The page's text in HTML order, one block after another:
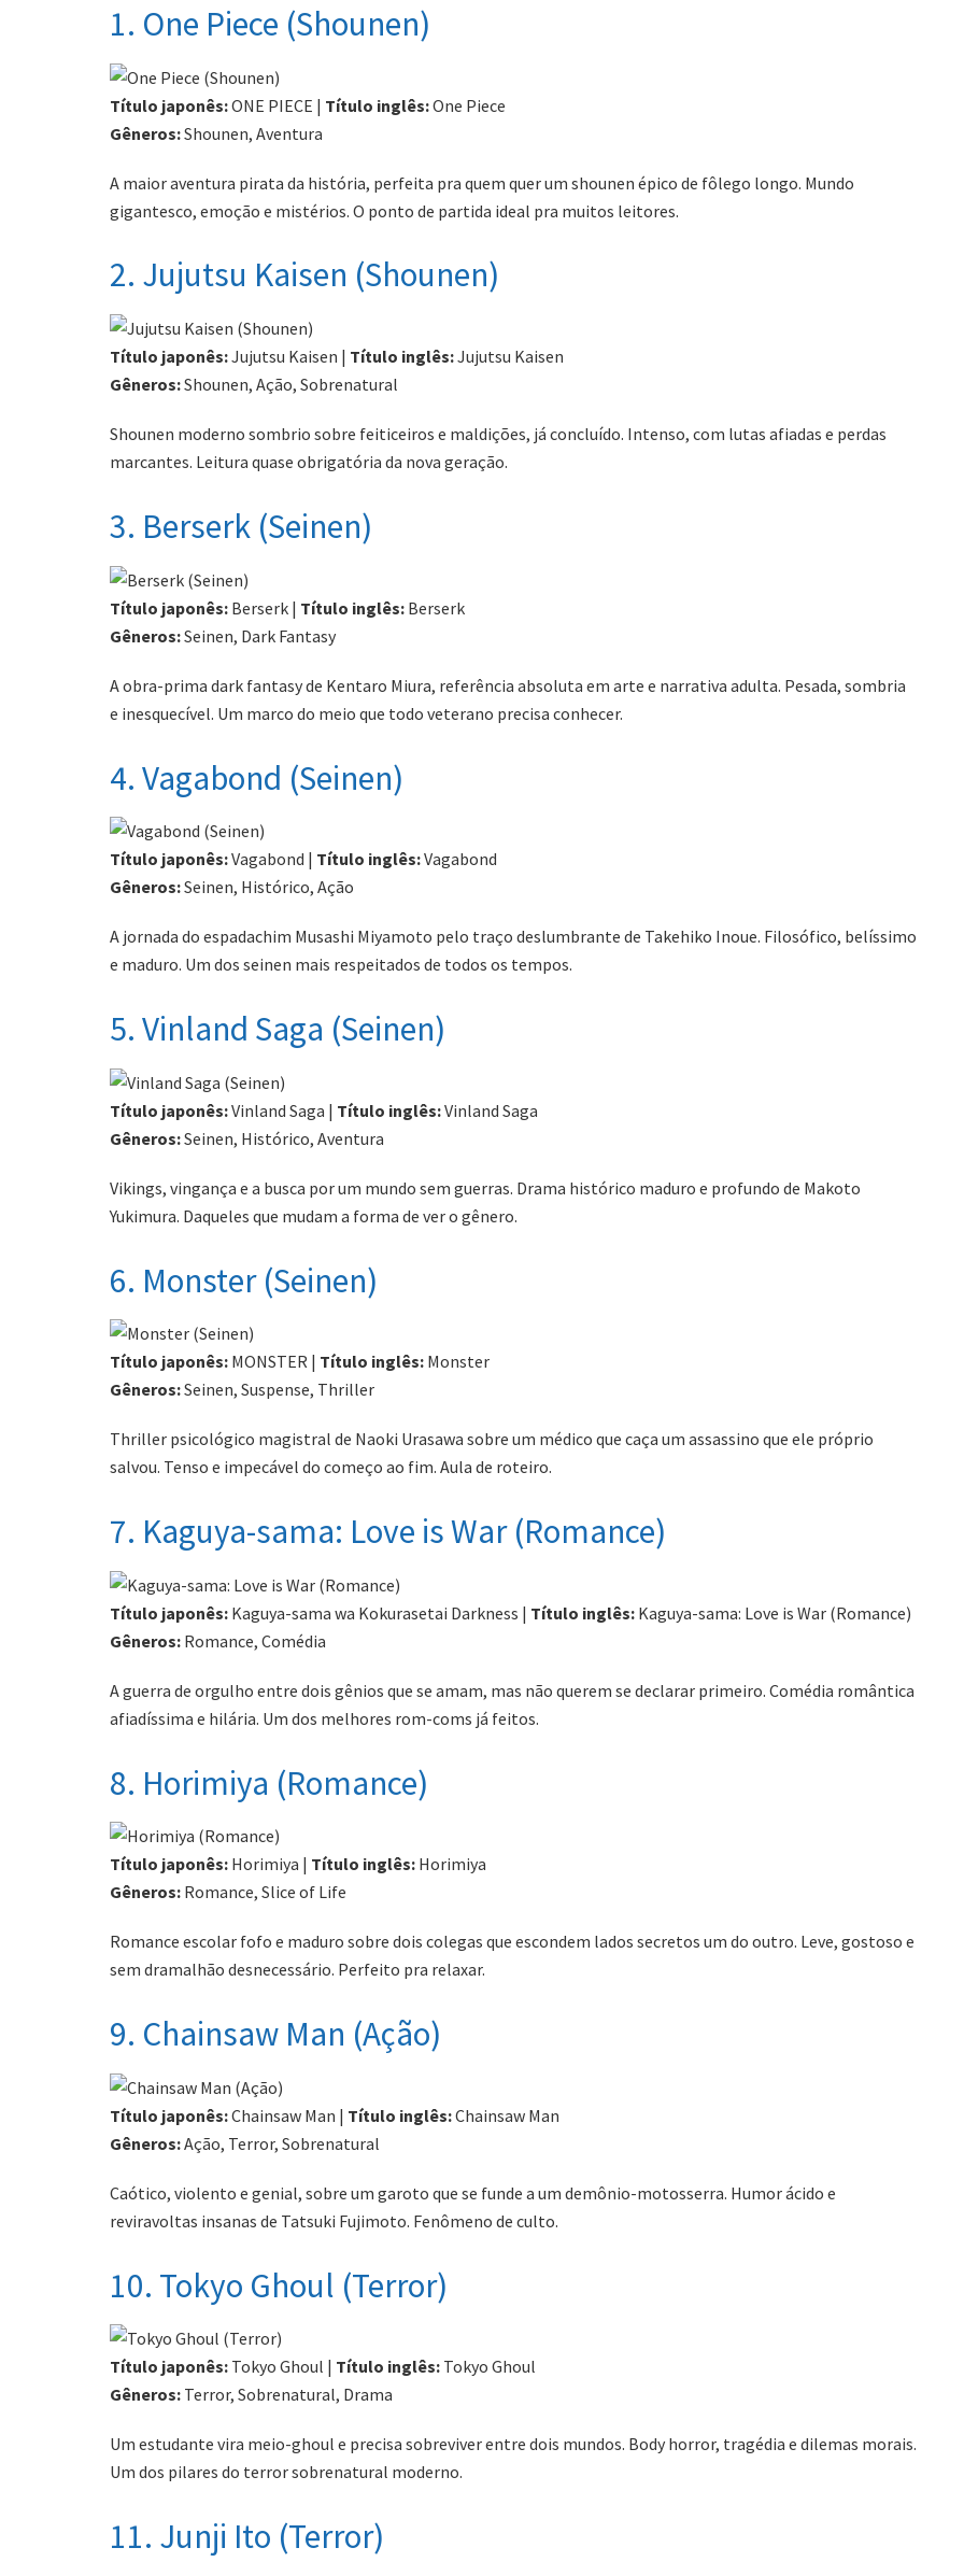
1. One Piece (Shounen)
Título japonês:ONE PIECE | Título inglês:One Piece
Gêneros:Shounen, Aventura
A maior aventura pirata da história, perfeita pra quem quer um shounen épico de fôlego longo. Mundo
gigantesco, emoção e mistérios. O ponto de partida ideal pra muitos leitores.
2. Jujutsu Kaisen (Shounen)
Título japonês:Jujutsu Kaisen | Título inglês:Jujutsu Kaisen
Gêneros:Shounen, Ação, Sobrenatural
Shounen moderno sombrio sobre feiticeiros e maldições, já concluído. Intenso, com lutas afiadas e perdas
marcantes. Leitura quase obrigatória da nova geração.
3. Berserk (Seinen)
Título japonês: Berserk | Título inglês: Berserk
Gêneros:Seinen, Dark Fantasy
A obra-prima dark fantasy de Kentaro Miura, referência absoluta em arte e narrativa adulta. Pesada, sombria
e inesquecível. Um marco do meio que todo veterano precisa conhecer.
4. Vagabond (Seinen)
Título japonês:Vagabond | Título inglês:Vagabond
Gêneros:Seinen, Histórico, Ação
A jornada do espadachim Musashi Miyamoto pelo traço deslumbrante de Takehiko Inoue. Filosófico, belíssimo
e maduro. Um dos seinen mais respeitados de todos os tempos.
5. Vinland Saga (Seinen)
Título japonês:Vinland Saga | Título inglês:Vinland Saga
Gêneros:Seinen, Histórico, Aventura
Vikings, vingança e a busca por um mundo sem guerras. Drama histórico maduro e profundo de Makoto
Yukimura. Daqueles que mudam a forma de ver o gênero.
6. Monster (Seinen)
Título japonês: MONSTER | Título inglês: Monster
Gêneros:Seinen, Suspense, Thriller
Thriller psicológico magistral de Naoki Urasawa sobre um médico que caça um assassino que ele próprio
salvou. Tenso e impecável do começo ao fim. Aula de roteiro.
7. Kaguya-sama: Love is War (Romance)
Título japonês: Kaguya-sama wa Kokurasetai Darkness | Título inglês: Kaguya-sama: Love is War (Romance)
Gêneros: Romance, Comédia
A guerra de orgulho entre dois gênios que se amam, mas não querem se declarar primeiro. Comédia romântica
afiadíssima e hilária. Um dos melhores rom-coms já feitos.
8. Horimiya (Romance)
Título japonês: Horimiya | Título inglês: Horimiya
Gêneros: Romance, Slice of Life
Romance escolar fofo e maduro sobre dois colegas que escondem lados secretos um do outro. Leve, gostoso e
sem dramalhão desnecessário. Perfeito pra relaxar.
9. Chainsaw Man (Ação)
Título japonês:Chainsaw Man | Título inglês:Chainsaw Man
Gêneros:Ação, Terror, Sobrenatural
Caótico, violento e genial, sobre um garoto que se funde a um demônio-motosserra. Humor ácido e
reviravoltas insanas de Tatsuki Fujimoto. Fenômeno de culto.
10. Tokyo Ghoul (Terror)
Título japonês: Tokyo Ghoul | Título inglês: Tokyo Ghoul
Gêneros: Terror, Sobrenatural, Drama
Um estudante vira meio-ghoul e precisa sobreviver entre dois mundos. Body horror, tragédia e dilemas morais.
Um dos pilares do terror sobrenatural moderno.
11. Junji Ito (Terror)